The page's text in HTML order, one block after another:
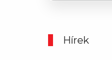
Hírek